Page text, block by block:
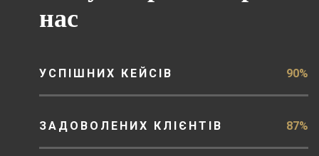
нас
УСПІШНИХ КЕЙСІВ 90%
ЗАДОВОЛЕНИХ КЛІЄНТІВ 87%